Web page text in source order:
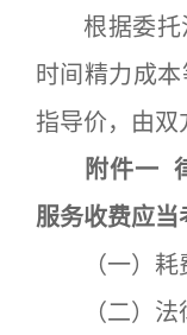
根据委托
时间精力成
指导价，由双
附件一 律
服务收费应当
（一）耗费
（二）法律